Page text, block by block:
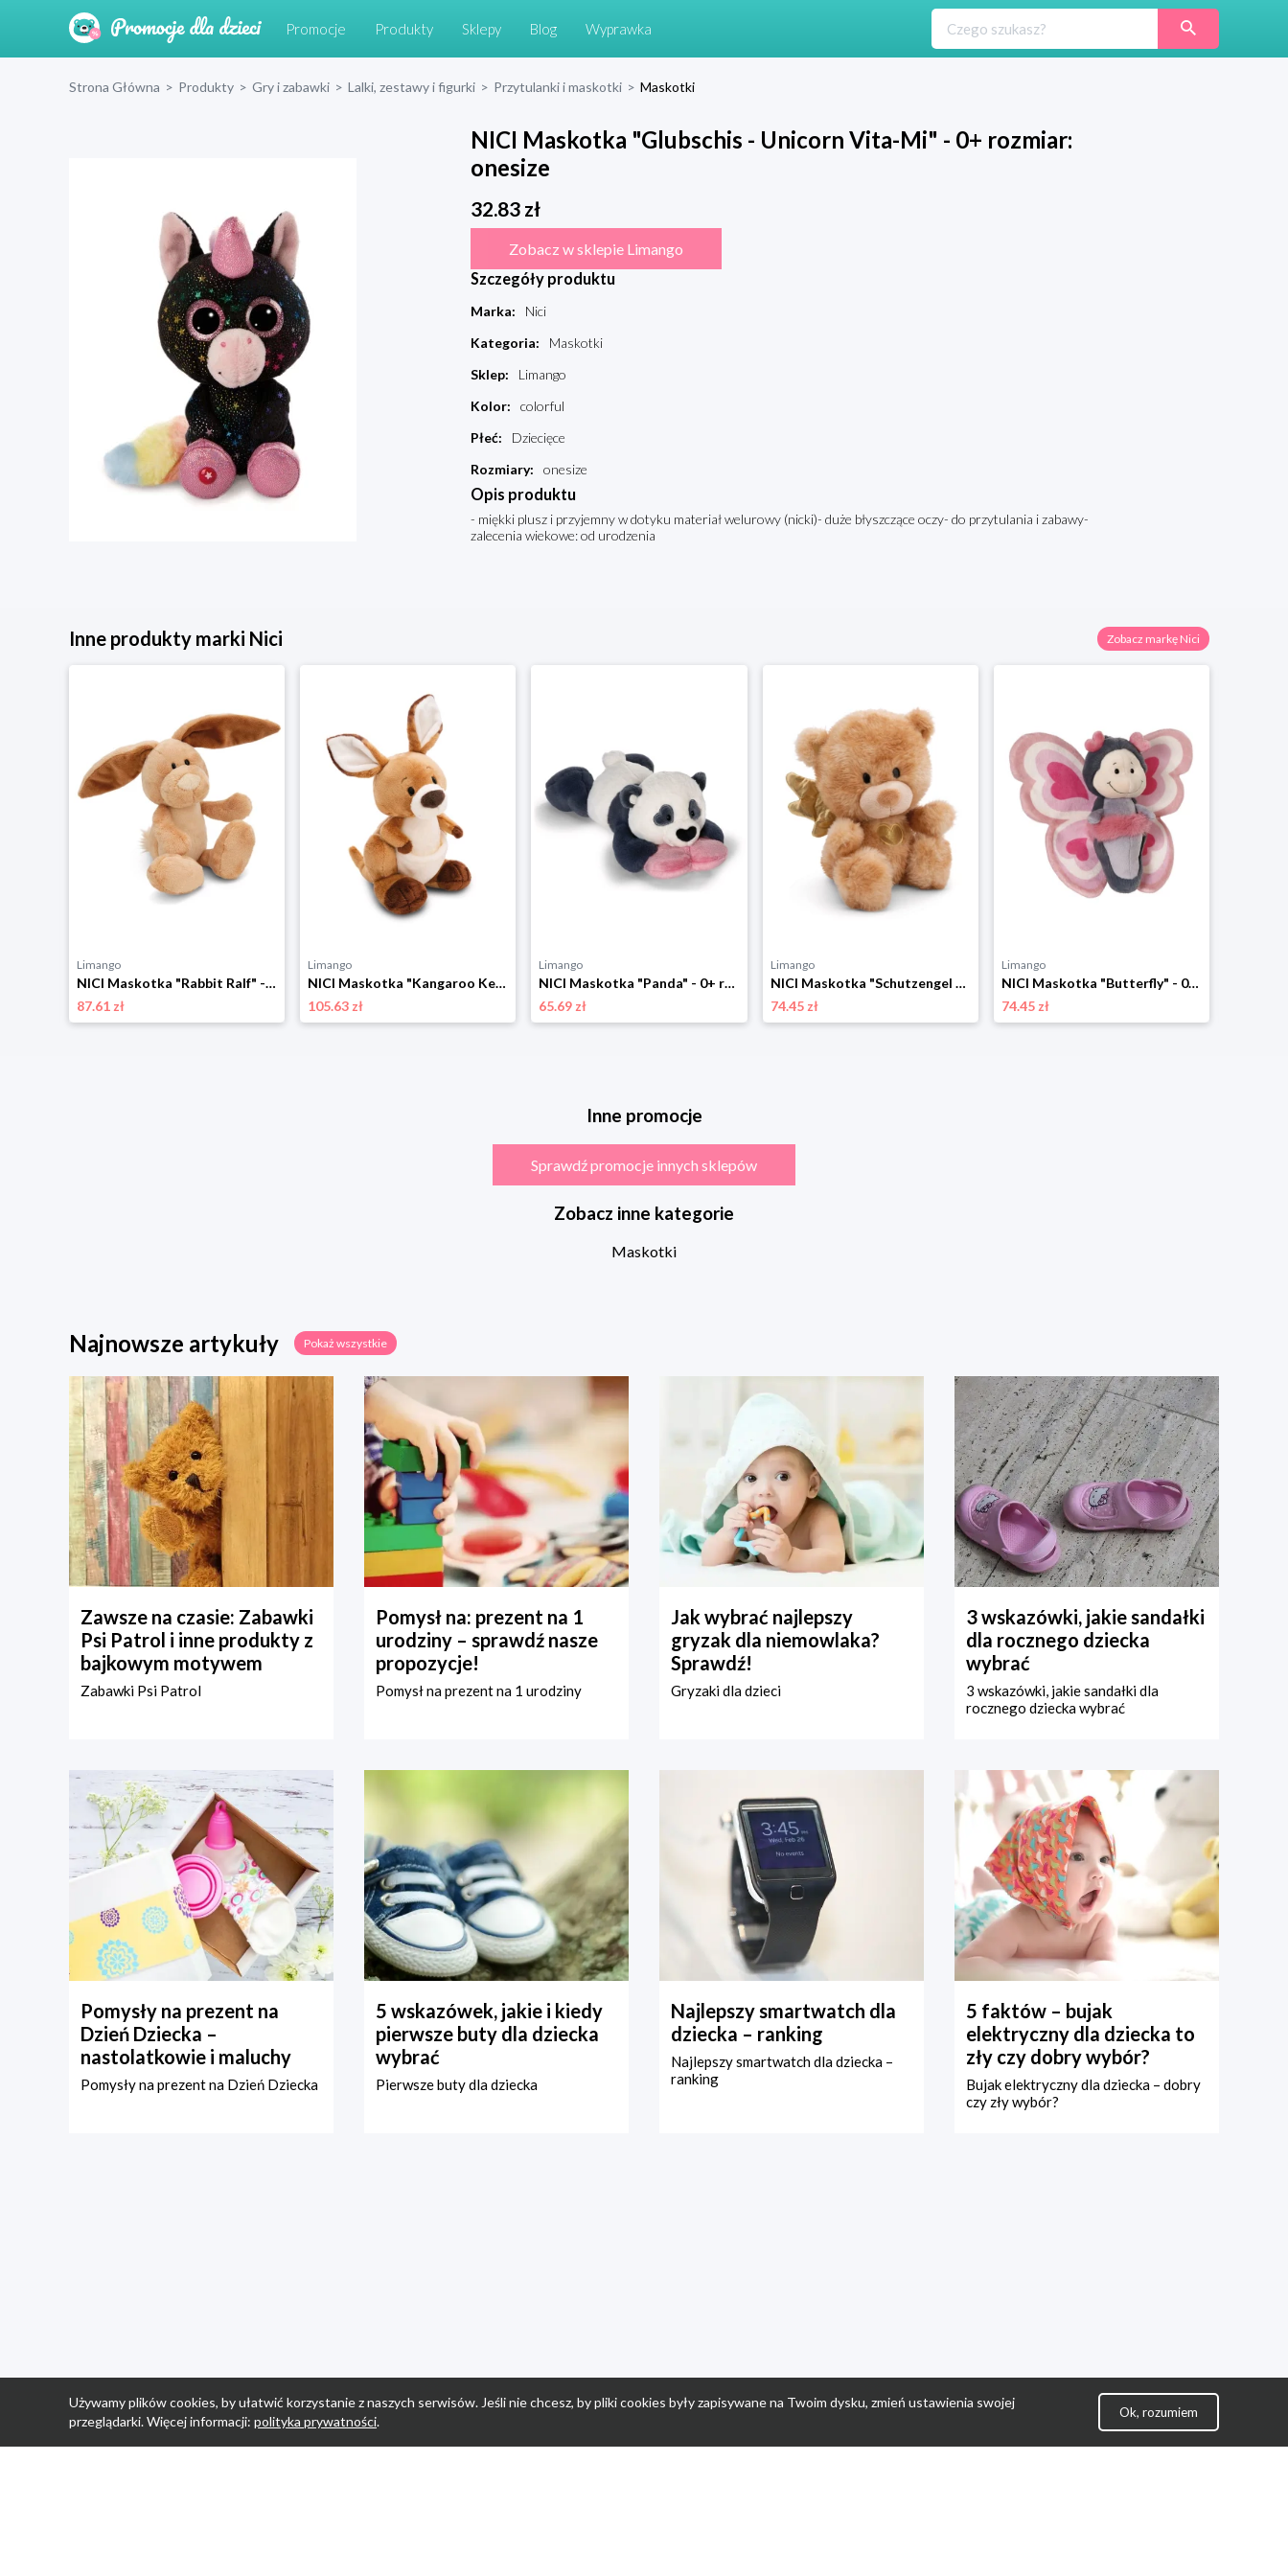
Promocje Produkty Sklepy Blog Wyprawka
Strona Główna > Produkty > Gry i zabawki > Lalki, zestawy i figurki > Przytulanki i maskotki > Maskotki
NICI Maskotka "Glubschis - Unicorn Vita-Mi" - 0+ rozmiar:
onesize
32.83zł
Zobacz w sklepie Limango
Szczegóły produktu
Marka:
Nici
Kategoria:
Maskotki
Sklep:
Limango
Kolor:
colorful
Płeć:
Dziecięce
Rozmiary: onesize
Opis produktu
- miękki plusz i przyjemny w dotyku materiał welurowy (nicki)- duże błyszczące oczy- do przytulania i zabawy-
zalecenia wiekowe: od urodzenia
Inne produkty marki Nici Zobacz markę Nici
Limango
NICI Maskotka "Rabbit Ralf" - 0+ rozmiar: onesize
87.61 zł
Limango
NICI Maskotka "Kangaroo Kelly" - 0+ rozmiar: onesize
105.63 zł
Limango
NICI Maskotka "Panda" - 0+ rozmiar: onesize
65.69 zł
Limango
NICI Maskotka "Schutzengel Bear" - 0+ rozmiar: onesize
74.45 zł
Limango
NICI Maskotka "Butterfly" - 0+ rozmiar: onesize
74.45 zł
Inne promocje
Sprawdź promocje innych sklepów
Zobacz inne kategorie
Maskotki
Najnowsze artykuły Pokaż wszystkie
Zawsze na czasie: Zabawki
Psi Patrol i inne produkty z
bajkowym motywem
Zabawki Psi Patrol
Pomysł na: prezent na 1
urodziny – sprawdź nasze
propozycje!
Pomysł na prezent na 1 urodziny
Jak wybrać najlepszy
gryzak dla niemowlaka?
Sprawdź!
Gryzaki dla dzieci
3 wskazówki, jakie sandałki
dla rocznego dziecka
wybrać
3 wskazówki, jakie sandałki dla
rocznego dziecka wybrać
Pomysły na prezent na
Dzień Dziecka –
nastolatkowie i maluchy
Pomysły na prezent na Dzień Dziecka
5 wskazówek, jakie i kiedy
pierwsze buty dla dziecka
wybrać
Pierwsze buty dla dziecka
Najlepszy smartwatch dla
dziecka – ranking
Najlepszy smartwatch dla dziecka –
ranking
5 faktów – bujak
elektryczny dla dziecka to
zły czy dobry wybór?
Bujak elektryczny dla dziecka – dobry
czy zły wybór?
Używamy plików cookies, by ułatwić korzystanie z naszych serwisów. Jeśli nie chcesz, by pliki cookies były zapisywane na Twoim dysku, zmień ustawienia swojej
przeglądarki. Więcej informacji: polityka prywatności.
Ok, rozumiem